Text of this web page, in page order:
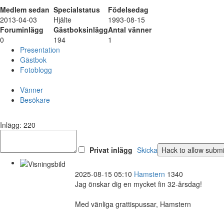
Medlem sedan Specialstatus
Födelsedag
2013-04-03
Hjälte
1993-08-15
Foruminlägg
GästboksinläggAntal vänner
0
194
1
Presentation
Gästbok
Fotoblogg
Vänner
Besökare
Inlägg: 220
Privat inlägg Skicka
2025-08-15 05:10 Hamstern 1340
Jag önskar dig en mycket fin 32-årsdag!
Med vänliga grattispussar, Hamstern